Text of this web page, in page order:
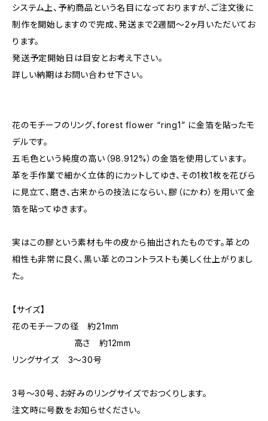
システム上、予約商品という名目になっておりますが、ご注文後に
制作を開始しますので完成、発送まで2週間〜2ヶ月いただいてお
ります。
発送予定開始日は目安とお考え下さい。
詳しい納期はお問い合わせ下さい。
花のモチーフのリング、forest flower “ring1” に金箔を貼ったモ
デルです。
五毛色という純度の高い（98.912%）の金箔を使用しています。
革を手作業で細かく立体的にカットしてゆき、その1枚1枚を花びら
に見立て、磨き、古来からの技法にならい、膠（にかわ）を用いて金
箔を貼ってゆきます。
実はこの膠という素材も牛の皮から抽出されたものです。革との
相性も非常に良く、黒い革とのコントラストも美しく仕上がりまし
た。
【サイズ】
花のモチーフの径 約21mm
高さ 約12mm
リングサイズ 3〜30号
3号〜30号、お好みのリングサイズでおつくりします。
注文時に号数をお知らせください。